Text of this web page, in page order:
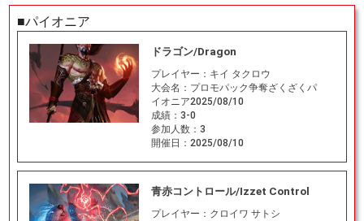
■パイオニア
ドラゴン/Dragon
プレイヤー： キイ タクロウ
大会名： プロモパック争奪ざくざくパ
イオニア2025/08/10
成績： 3-0
参加人数： 3
開催日： 2025/08/10
青赤コントロール/Izzet Control
プレイヤー： クロイワ サトシ